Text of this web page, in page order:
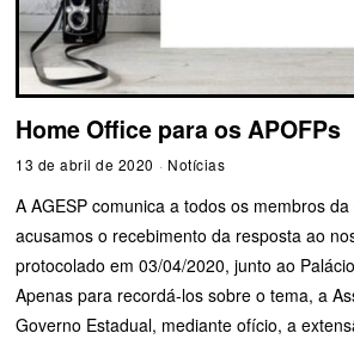
Home Office para os APOFPs
13 de abril de 2020 Notícias
A AGESP comunica a todos os membros
acusamos o recebimento da resposta ao
protocolado em 03/04/2020, junto ao
Apenas para recordá-los sobre o tema, a
Governo Estadual, mediante ofício, a